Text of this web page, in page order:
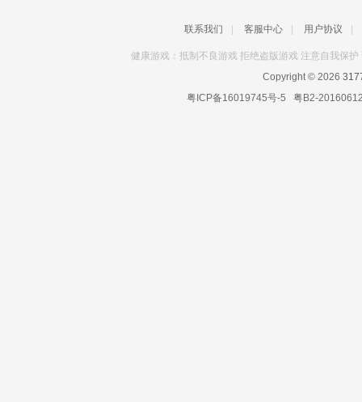
联系我们 客服中心 用户协议
健康游戏：抵制不良游戏 拒绝盗版游戏 注意自我保
Copyright © 2026
粤ICP备16019745号-5 粤B2-